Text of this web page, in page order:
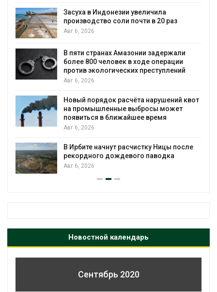
Засуха в Индонезии увеличила
производство соли почти в 20 раз
Авг 6, 2026
В пяти странах Амазонии задержали
более 800 человек в ходе операции
против экологических преступлений
Авг 6, 2026
Новый порядок расчёта нарушений квот
на промышленные выбросы может
появиться в ближайшее время
Авг 6, 2026
В Ирбите начнут расчистку Ницы после
рекордного дождевого паводка
Авг 6, 2026
Новостной календарь
Сентябрь 2020